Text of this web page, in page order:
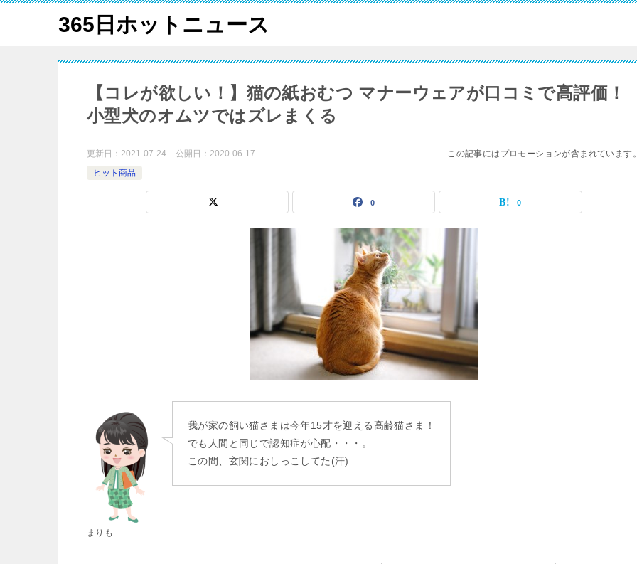
365日ホットニュース
【コレが欲しい！】猫の紙おむつ マナーウェアが口コミで高評価！
小型犬のオムツではズレまくる
更新日： 2021-07-24 公開日： 2020-06-17
ヒット商品
この記事にはプロモーションが含まれています。
0 0
まりも
我が家の飼い猫さまは今年15才を迎える高齢猫さま！
でも人間と同じで認知症が心配・・・。
この間、玄関におしっこしてた(汗)